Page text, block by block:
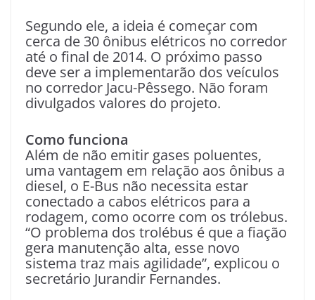
Segundo ele, a ideia é começar com
cerca de 30 ônibus elétricos no corredor
até o final de 2014. O próximo passo
deve ser a implementarão dos veículos
no corredor Jacu-Pêssego. Não foram
divulgados valores do projeto.
Como funciona
Além de não emitir gases poluentes,
uma vantagem em relação aos ônibus a
diesel, o E-Bus não necessita estar
conectado a cabos elétricos para a
rodagem, como ocorre com os trólebus.
“O problema dos trolébus é que a fiação
gera manutenção alta, esse novo
sistema traz mais agilidade”, explicou o
secretário Jurandir Fernandes.